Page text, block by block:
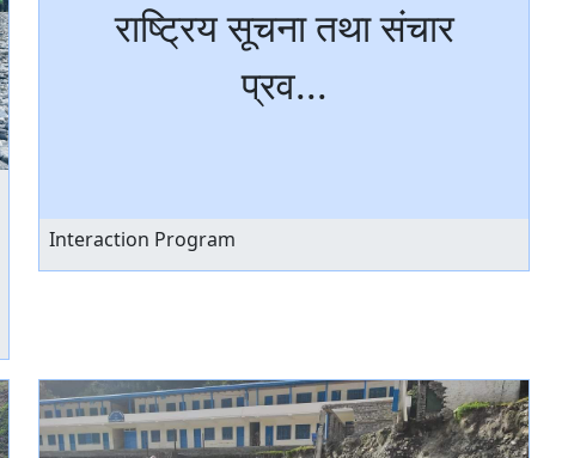
राष्ट्रिय सूचना तथा संचार
प्रव...
Interaction Program